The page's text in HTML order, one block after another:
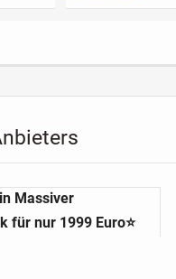
Anstrich
Massiver
für nur 1999 Euro⭐